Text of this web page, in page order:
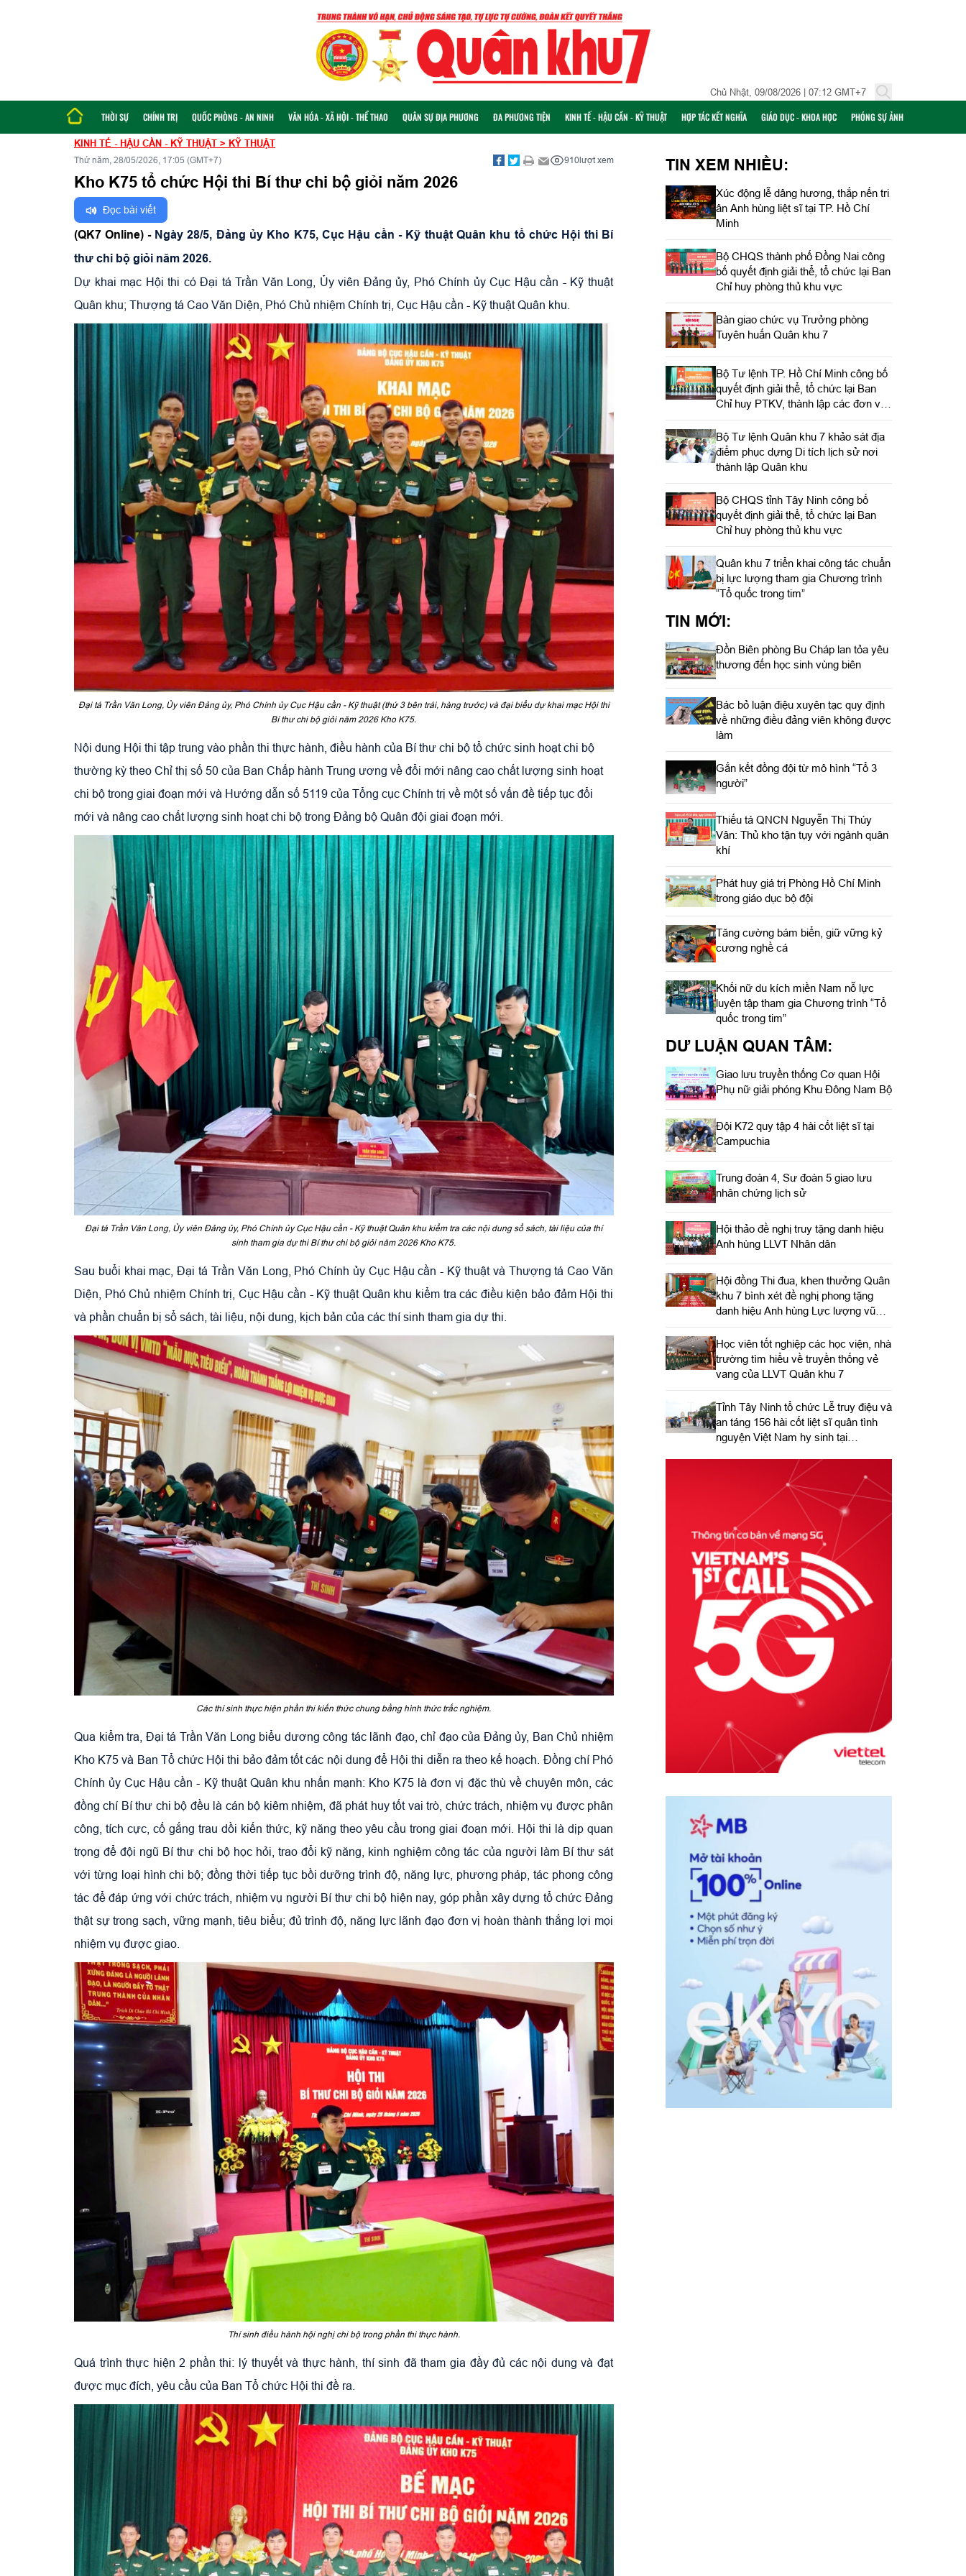
Chủ Nhật, 09/08/2026 | 07:12 GMT+7
THỜI SỰ CHÍNH TRỊ QUỐC PHÒNG - AN NINH VĂN HÓA - XÃ HỘI - THỂ THAO QUÂN SỰ ĐỊA PHƯƠNG ĐA PHƯƠNG TIỆN KINH TẾ - HẬU CẦN - KỸ THUẬT HỢP TÁC KẾT NGHĨA GIÁO DỤC - KHOA HỌC PHÓNG SỰ ẢNH
KINH TẾ - HẬU CẦN - KỸ THUẬT > KỸ THUẬT
Thứ năm, 28/05/2026, 17:05 (GMT+7) 910lượt xem
Kho K75 tổ chức Hội thi Bí thư chi bộ giỏi năm 2026
Đọc bài viết
(QK7 Online) - Ngày 28/5, Đảng ủy Kho K75, Cục Hậu cần - Kỹ thuật Quân khu tổ chức Hội thi Bí
thư chi bộ giỏi năm 2026.
Dự khai mạc Hội thi có Đại tá Trần Văn Long, Ủy viên Đảng ủy, Phó Chính ủy Cục Hậu cần - Kỹ thuật
Quân khu; Thượng tá Cao Văn Diện, Phó Chủ nhiệm Chính trị, Cục Hậu cần - Kỹ thuật Quân khu.
Đại tá Trần Văn Long, Ủy viên Đảng ủy, Phó Chính ủy Cục Hậu cần - Kỹ thuật (thứ 3 bên trái, hàng trước) và đại biểu dự khai mạc Hội thi
Bí thư chi bộ giỏi năm 2026 Kho K75.
Nội dung Hội thi tập trung vào phần thi thực hành, điều hành của Bí thư chi bộ tổ chức sinh hoạt chi bộ
thường kỳ theo Chỉ thị số 50 của Ban Chấp hành Trung ương về đổi mới nâng cao chất lượng sinh hoạt
chi bộ trong giai đoạn mới và Hướng dẫn số 5119 của Tổng cục Chính trị về một số vấn đề tiếp tục đổi
mới và nâng cao chất lượng sinh hoạt chi bộ trong Đảng bộ Quân đội giai đoạn mới.
Đại tá Trần Văn Long, Ủy viên Đảng ủy, Phó Chính ủy Cục Hậu cần - Kỹ thuật Quân khu kiểm tra các nội dung sổ sách, tài liệu của thí
sinh tham gia dự thi Bí thư chi bộ giỏi năm 2026 Kho K75.
Sau buổi khai mạc, Đại tá Trần Văn Long, Phó Chính ủy Cục Hậu cần - Kỹ thuật và Thượng tá Cao Văn
Diện, Phó Chủ nhiệm Chính trị, Cục Hậu cần - Kỹ thuật Quân khu kiểm tra các điều kiện bảo đảm Hội thi
và phần chuẩn bị sổ sách, tài liệu, nội dung, kịch bản của các thí sinh tham gia dự thi.
Các thí sinh thực hiện phần thi kiến thức chung bằng hình thức trắc nghiệm.
Qua kiểm tra, Đại tá Trần Văn Long biểu dương công tác lãnh đạo, chỉ đạo của Đảng ủy, Ban Chủ nhiệm
Kho K75 và Ban Tổ chức Hội thi bảo đảm tốt các nội dung để Hội thi diễn ra theo kế hoạch. Đồng chí Phó
Chính ủy Cục Hậu cần - Kỹ thuật Quân khu nhấn mạnh: Kho K75 là đơn vị đặc thù về chuyên môn, các
đồng chí Bí thư chi bộ đều là cán bộ kiêm nhiệm, đã phát huy tốt vai trò, chức trách, nhiệm vụ được phân
công, tích cực, cố gắng trau dồi kiến thức, kỹ năng theo yêu cầu trong giai đoạn mới. Hội thi là dịp quan
trọng để đội ngũ Bí thư chi bộ học hỏi, trao đổi kỹ năng, kinh nghiệm công tác của người làm Bí thư sát
với từng loại hình chi bộ; đồng thời tiếp tục bồi dưỡng trình độ, năng lực, phương pháp, tác phong công
tác để đáp ứng với chức trách, nhiệm vụ người Bí thư chi bộ hiện nay, góp phần xây dựng tổ chức Đảng
thật sự trong sạch, vững mạnh, tiêu biểu; đủ trình độ, năng lực lãnh đạo đơn vị hoàn thành thắng lợi mọi
nhiệm vụ được giao.
Thí sinh điều hành hội nghị chi bộ trong phần thi thực hành.
Quá trình thực hiện 2 phần thi: lý thuyết và thực hành, thí sinh đã tham gia đầy đủ các nội dung và đạt
được mục đích, yêu cầu của Ban Tổ chức Hội thi đề ra.
TIN XEM NHIỀU:
Xúc động lễ dâng hương, thắp nến tri
ân Anh hùng liệt sĩ tại TP. Hồ Chí
Minh
Bộ CHQS thành phố Đồng Nai công
bố quyết định giải thể, tổ chức lại Ban
Chỉ huy phòng thủ khu vực
Bàn giao chức vụ Trưởng phòng
Tuyên huấn Quân khu 7
Bộ Tư lệnh TP. Hồ Chí Minh công bố
quyết định giải thể, tổ chức lại Ban
Chỉ huy PTKV, thành lập các đơn vị
trực thuộc
Bộ Tư lệnh Quân khu 7 khảo sát địa
điểm phục dựng Di tích lịch sử nơi
thành lập Quân khu
Bộ CHQS tỉnh Tây Ninh công bố
quyết định giải thể, tổ chức lại Ban
Chỉ huy phòng thủ khu vực
Quân khu 7 triển khai công tác chuẩn
bị lực lượng tham gia Chương trình
“Tổ quốc trong tim”
TIN MỚI:
Đồn Biên phòng Bu Cháp lan tỏa yêu
thương đến học sinh vùng biên
Bác bỏ luận điệu xuyên tạc quy định
về những điều đảng viên không được
làm
Gắn kết đồng đội từ mô hình “Tổ 3
người”
Thiếu tá QNCN Nguyễn Thị Thúy
Vân: Thủ kho tận tụy với ngành quân
khí
Phát huy giá trị Phòng Hồ Chí Minh
trong giáo dục bộ đội
Tăng cường bám biển, giữ vững kỷ
cương nghề cá
Khối nữ du kích miền Nam nỗ lực
luyện tập tham gia Chương trình “Tổ
quốc trong tim”
DƯ LUẬN QUAN TÂM:
Giao lưu truyền thống Cơ quan Hội
Phụ nữ giải phóng Khu Đông Nam Bộ
Đội K72 quy tập 4 hài cốt liệt sĩ tại
Campuchia
Trung đoàn 4, Sư đoàn 5 giao lưu
nhân chứng lịch sử
Hội thảo đề nghị truy tặng danh hiệu
Anh hùng LLVT Nhân dân
Hội đồng Thi đua, khen thưởng Quân
khu 7 bình xét đề nghị phong tặng
danh hiệu Anh hùng Lực lượng vũ
trang nhân dân
Học viên tốt nghiệp các học viện, nhà
trường tìm hiểu về truyền thống vẻ
vang của LLVT Quân khu 7
​Tỉnh Tây Ninh tổ chức Lễ truy điệu và
an táng 156 hài cốt liệt sĩ quân tình
nguyện Việt Nam hy sinh tại